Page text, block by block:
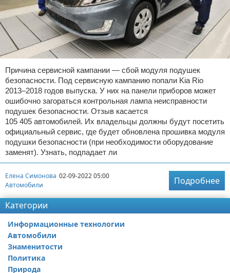
Причина сервисной кампании — сбой модуля подушек
безопасности. Под сервисную кампанию попали Kia Rio
2013–2018 годов выпуска. У них на панели приборов может
ошибочно загораться контрольная лампа неисправности
подушек безопасности. Отзыв касается
105 405 автомобилей. Их владельцы должны будут посетить
официальный сервис, где будет обновлена прошивка модуля
подушки безопасности (при необходимости оборудование
заменят). Узнать, подпадает ли
Елена Симонова 02-09-2022 05:00
Автомобили
Подробнее
Категории
Информационные технологии
Автомобили
Знаменитости
Политика
Природа